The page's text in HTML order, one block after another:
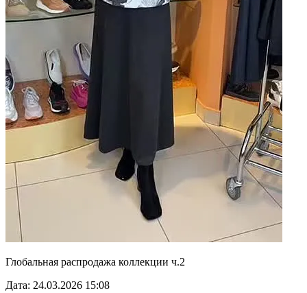
Глобальная распродажа коллекции ч.2
Дата: 24.03.2026 15:08